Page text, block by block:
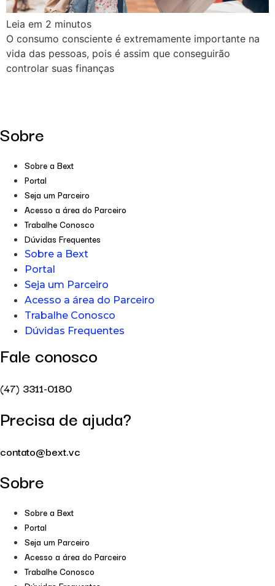
Leia em 2 minutos
O consumo consciente é extremamente importante na
vida das pessoas, pois é assim que conseguirão
controlar suas finanças
Sobre
Sobre a Bext
Portal
Seja um Parceiro
Acesso a área do Parceiro
Trabalhe Conosco
Dúvidas Frequentes
Sobre a Bext
Portal
Seja um Parceiro
Acesso a área do Parceiro
Trabalhe Conosco
Dúvidas Frequentes
Fale conosco
(47) 3311-0180
Precisa de ajuda?
contato@bext.vc
Sobre
Sobre a Bext
Portal
Seja um Parceiro
Acesso a área do Parceiro
Trabalhe Conosco